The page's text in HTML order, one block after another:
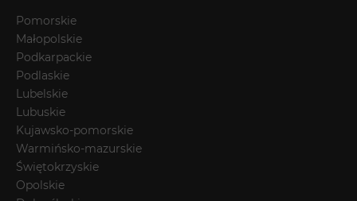
Pomorskie
Małopolskie
Podkarpackie
Podlaskie
Lubelskie
Lubuskie
Kujawsko-pomorskie
Warmińsko-mazurskie
Świętokrzyskie
Opolskie